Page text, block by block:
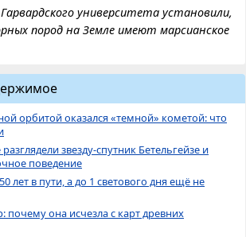
университета установили,
пород на Земле имеют марсианское
орбитой оказался «темной» кометой: что
звезду-спутник Бетельгейзе и
поведение
лет в пути, а до 1 светового дня ещё не
почему она исчезла с карт древних